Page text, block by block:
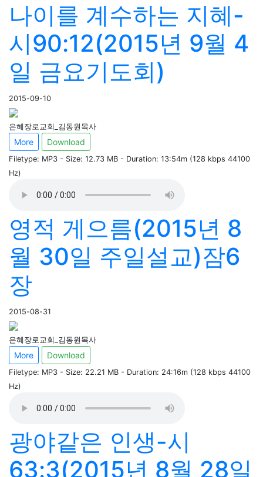
나이를 계수하는 지혜-
시90:12(2015년 9월 4
일 금요기도회)
2015-09-10
은혜장로교회_김동원목사
More Download
Filetype: MP3 - Size: 12.73 MB - Duration: 13:54m (128 kbps 44100
Hz)
영적 게으름(2015년 8
월 30일 주일설교)잠6
장
2015-08-31
은혜장로교회_김동원목사
More Download
Filetype: MP3 - Size: 22.21 MB - Duration: 24:16m (128 kbps 44100
Hz)
광야같은 인생-시
63:3(2015년 8월 28일